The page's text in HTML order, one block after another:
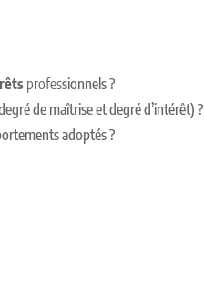
professionnels ?
de maîtrise et degré d’intérêt) ?
adoptés ?